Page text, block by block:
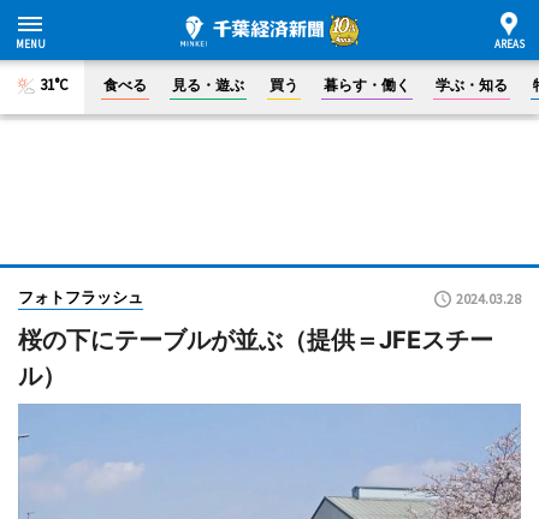
31°C 食べる 見る・遊ぶ 買う 暮らす・働く 学ぶ・知る
フォトフラッシュ 2024.03.28
桜の下にテーブルが並ぶ（提供＝JFEスチー
ル）